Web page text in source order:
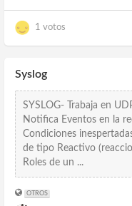
1 votos
Syslog
SYSLOG- Trabaja en
Notifica Eventos en la
Condiciones
de tipo Reactivo
Roles de un ...
OTROS